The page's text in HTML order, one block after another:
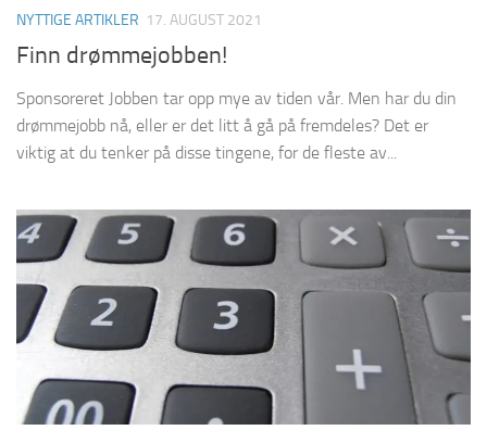
NYTTIGE ARTIKLER 17. AUGUST 2021
Finn drømmejobben!
Sponsoreret Jobben tar opp mye av tiden vår. Men har du din
drømmejobb nå, eller er det litt å gå på fremdeles? Det er
viktig at du tenker på disse tingene, for de fleste av...